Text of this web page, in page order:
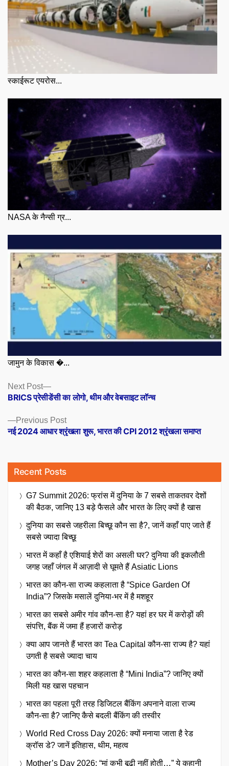
स्काईरूट एयरोस...
NASA के नैन्सी ग्र...
जामुन के विकास �...
Posts
navigation
Previous PostPrevious
post:
नई 2024 आधार श्रृंखला शुरू, भारत की CPI 2012 श्रृंखला समाप्त
Next Post
Next
post:
BRICS प्रेसीडेंसी का लोगो, थीम और वेबसाइट लॉन्च
Recent Posts
G7 Summit 2026: फ्रांस में दुनिया के 7 सबसे ताकतवर देशों
की बैठक, जानिए 13 बड़े फैसले और भारत के लिए क्यों है खास
दुनिया का सबसे जहरीला बिच्छू कौन सा है?, जानें कहाँ पाए जाते हैं
सबसे ज्यादा बिच्छू
भारत में कहाँ है एशियाई शेरों का असली घर? दुनिया की इकलौती
जगह जहाँ जंगल में आज़ादी से घूमते हैं Asiatic Lions
भारत का कौन-सा राज्य कहलाता है “Spice Garden Of
India”? जिसके मसालें दुनिया-भर में है मशहूर
भारत का सबसे अमीर गांव कौन-सा है? यहां हर घर में करोड़ों की
संपत्ति, बैंक में जमा हैं हजारों करोड़
क्या आप जानते हैं भारत का Tea Capital कौन-सा राज्य है? यहां
उगती है सबसे ज्यादा चाय
भारत का कौन-सा शहर कहलाता है “Mini India”? जानिए क्यों
मिली यह खास पहचान
भारत का पहला पूरी तरह डिजिटल बैंकिंग अपनाने वाला राज्य
कौन-सा है? जानिए कैसे बदली बैंकिंग की तस्वीर
World Red Cross Day 2026: क्यों मनाया जाता है रेड
क्रॉस डे? जानें इतिहास, थीम, महत्व
Mother’s Day 2026: “मां कभी बूढ़ी नहीं होती…” ये कहानी